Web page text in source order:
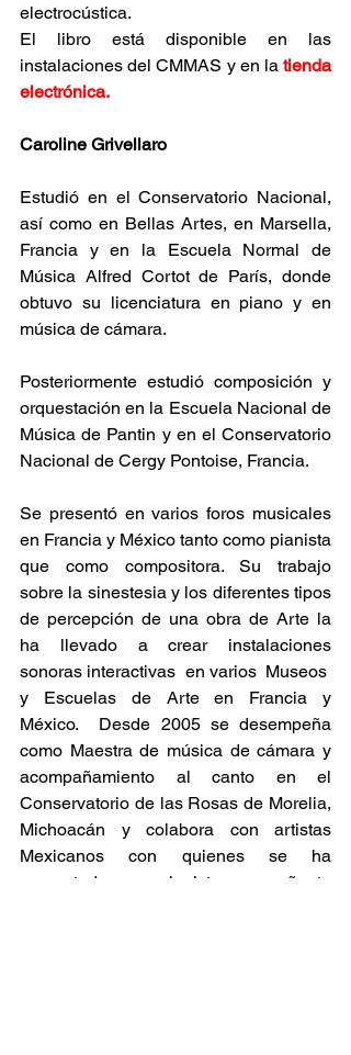
electrocústica.
El libro está disponible en las
instalaciones del CMMAS y en la tienda
electrónica.
Caroline Grivellaro
Estudió en el Conservatorio Nacional,
así como en Bellas Artes, en Marsella,
Francia y en la Escuela Normal de
Música Alfred Cortot de París, donde
obtuvo su licenciatura en piano y en
música de cámara.
Posteriormente estudió composición y
orquestación en la Escuela Nacional de
Música de Pantin y en el Conservatorio
Nacional de Cergy Pontoise, Francia.
Se presentó en varios foros musicales
en Francia y México tanto como pianista
que como compositora. Su trabajo
sobre la sinestesia y los diferentes tipos
de percepción de una obra de Arte la
ha llevado a crear instalaciones
sonoras interactivas  en varios  Museos
y Escuelas de Arte en Francia y
México.  Desde 2005 se desempeña
como Maestra de música de cámara y
acompañamiento al canto en el
Conservatorio de las Rosas de Morelia,
Michoacán y colabora con artistas
Mexicanos con quienes se ha
presentado como pianista acompañante